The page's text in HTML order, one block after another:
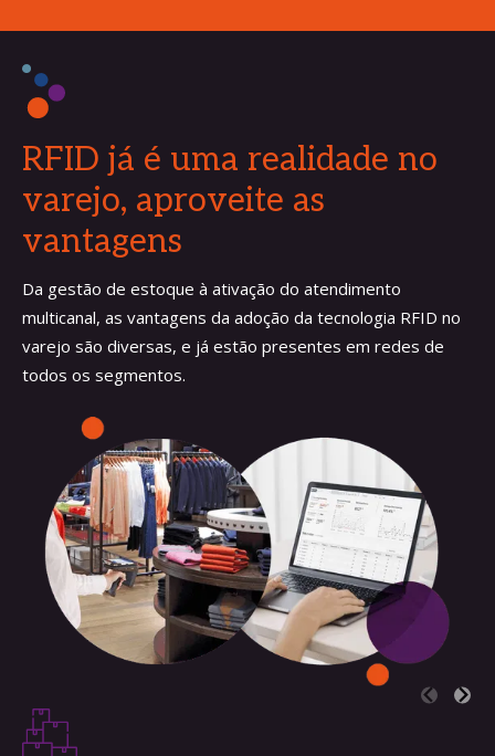
RFID já é uma realidade no
varejo, aproveite as
vantagens
Da gestão de estoque à ativação do atendimento
multicanal, as vantagens da adoção da tecnologia RFID no
varejo são diversas, e já estão presentes em redes de
todos os segmentos.